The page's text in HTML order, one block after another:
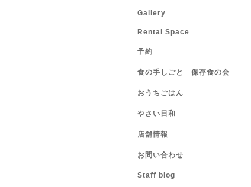
Gallery
Rental Space
予約
食の手しごと 保存食の会
おうちごはん
やさい日和
店舗情報
お問い合わせ
Staff blog